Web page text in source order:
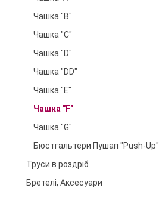
Чашка "B"
Чашка "C"
Чашка "D"
Чашка "DD"
Чашка "E"
Чашка "F"
Чашка "G"
Бюстгальтери Пушап "Push-Up"
Труси в роздріб
Бретелі, Аксесуари